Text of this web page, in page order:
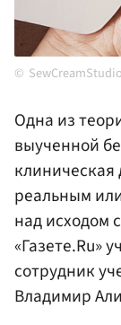
Одна из
выученной
реальным
над исходом
«Газете.Ru»
сотрудник
Владимир